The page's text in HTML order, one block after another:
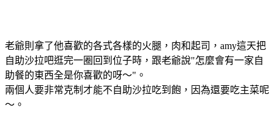
老爺則拿了他喜歡的各式各樣的火腿，肉和起司，amy這天把
自助沙拉吧逛完一圈回到位子時，跟老爺說"怎麼會有一家自
助餐的東西全是你喜歡的呀～"。
兩個人要非常克制才能不自助沙拉吃到飽，因為還要吃主菜呢
～。